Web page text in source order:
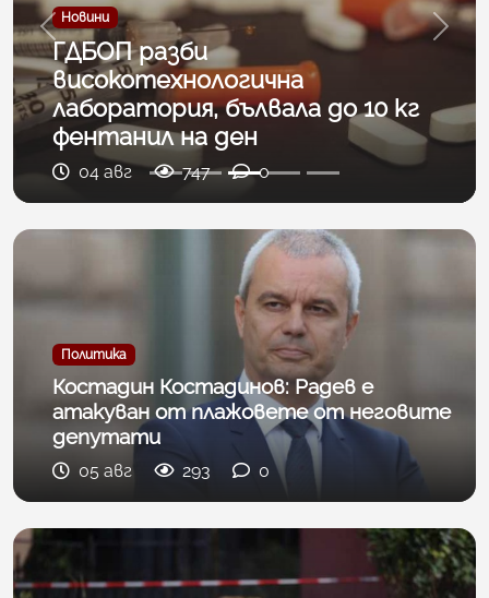
Новини
ГДБОП разби
високотехнологична
лаборатория, бълвала до 10 кг
фентанил на ден
04 авг 747 0
Previous Next
Политика
Костадин Костадинов: Радев е
атакуван от плажoвете от неговите
депутати
05 авг 293 0